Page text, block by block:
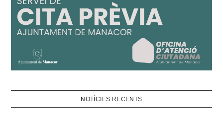
NOTÍCIES RECENTS